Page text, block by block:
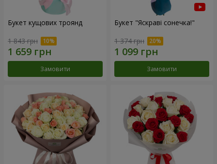
Букет кущових троянд
1 843 грн
Замовити
Букет "Яскраві сонечка!"
1 374 грн
Замовити